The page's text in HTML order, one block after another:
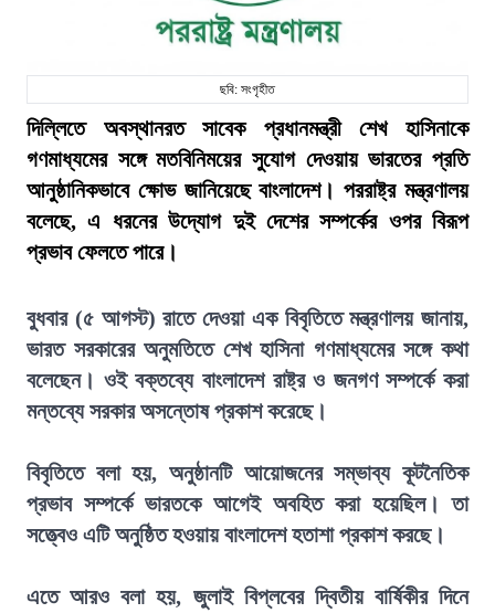
ছবি: সংগৃহীত
দিল্লিতে অবস্থানরত সাবেক প্রধানমন্ত্রী শেখ হাসিনাকে
গণমাধ্যমের সঙ্গে মতবিনিময়ের সুযোগ দেওয়ায় ভারতের প্রতি
আনুষ্ঠানিকভাবে ক্ষোভ জানিয়েছে বাংলাদেশ। পররাষ্ট্র মন্ত্রণালয়
বলেছে, এ ধরনের উদ্যোগ দুই দেশের সম্পর্কের ওপর বিরূপ
প্রভাব ফেলতে পারে।
বুধবার (৫ আগস্ট) রাতে দেওয়া এক বিবৃতিতে মন্ত্রণালয় জানায়,
ভারত সরকারের অনুমতিতে শেখ হাসিনা গণমাধ্যমের সঙ্গে কথা
বলেছেন। ওই বক্তব্যে বাংলাদেশ রাষ্ট্র ও জনগণ সম্পর্কে করা
মন্তব্যে সরকার অসন্তোষ প্রকাশ করেছে।
বিবৃতিতে বলা হয়, অনুষ্ঠানটি আয়োজনের সম্ভাব্য কূটনৈতিক
প্রভাব সম্পর্কে ভারতকে আগেই অবহিত করা হয়েছিল। তা
সত্ত্বেও এটি অনুষ্ঠিত হওয়ায় বাংলাদেশ হতাশা প্রকাশ করছে।
এতে আরও বলা হয়, জুলাই বিপ্লবের দ্বিতীয় বার্ষিকীর দিনে